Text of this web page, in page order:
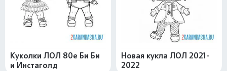
Куколки ЛОЛ 80е Би Би
и Инстаголд
Новая кукла ЛОЛ 2021-
2022